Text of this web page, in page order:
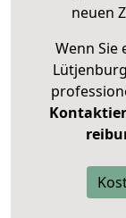
neuen
Wenn Sie